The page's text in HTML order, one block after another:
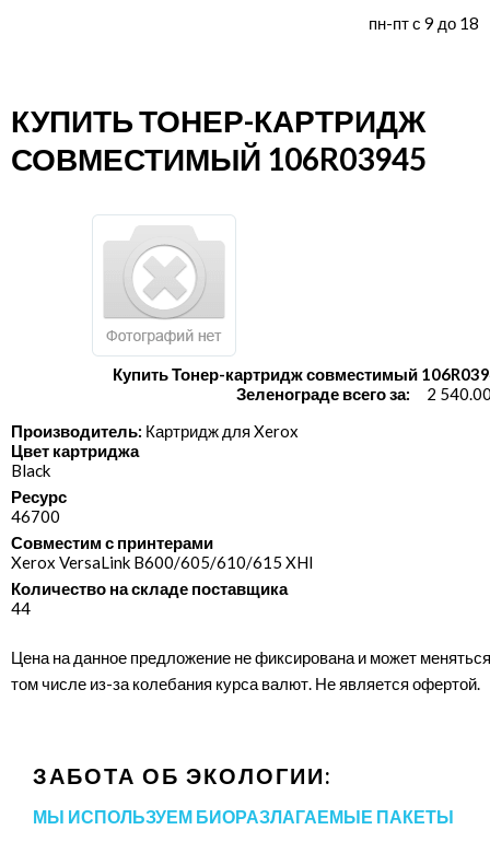
пн-пт с 9 до 18
КУПИТЬ ТОНЕР-КАРТРИДЖ
СОВМЕСТИМЫЙ 106R03945
Купить Тонер-картридж совместимый
Зеленограде всего за:
2
Производитель: Картридж для Xerox
Цвет картриджа
Black
Ресурс
46700
Совместим с принтерами
Xerox VersaLink B600/​605/​610/​615 XHI
Количество на складе поставщика
44
Цена на данное предложение не фиксирована и может
том числе из-за колебания курса валют. Не является офертой.
ЗАБОТА ОБ ЭКОЛОГИИ:
МЫ ИСПОЛЬЗУЕМ БИОРАЗЛАГАЕМЫЕ ПАКЕТЫ